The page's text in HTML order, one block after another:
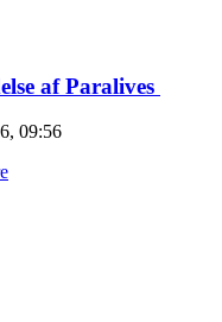
af Paralives
09:56